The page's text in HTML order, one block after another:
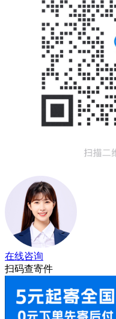
在线咨询
扫码查寄件